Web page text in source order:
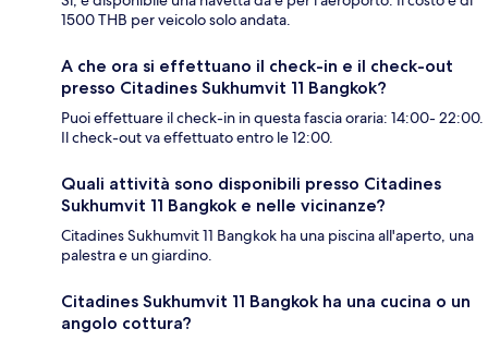
1500 THB per veicolo solo andata.
A che ora si effettuano il check-in e il check-out
presso Citadines Sukhumvit 11 Bangkok?
Puoi effettuare il check-in in questa fascia oraria: 14:00- 22:00.
Il check-out va effettuato entro le 12:00.
Quali attività sono disponibili presso Citadines
Sukhumvit 11 Bangkok e nelle vicinanze?
Citadines Sukhumvit 11 Bangkok ha una piscina all'aperto, una
palestra e un giardino.
Citadines Sukhumvit 11 Bangkok ha una cucina o un
angolo cottura?